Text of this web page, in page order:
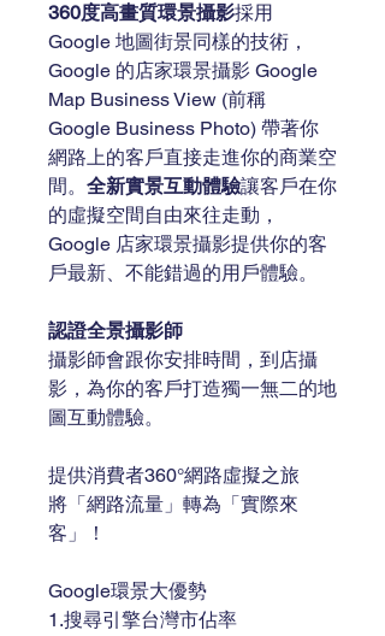
360度高畫質環景攝影採用
Google 地圖街景同樣的技術，
Google 的店家環景攝影 Google
Map Business View (前稱
Google Business Photo) 帶著你
網路上的客戶直接走進你的商業空
間。 全新實景互動體驗讓客戶在你
的虛擬空間自由來往走動，
Google 店家環景攝影提供你的客
戶最新、不能錯過的用戶體驗。
認證全景攝影師
攝影師會跟你安排時間，到店攝
影，為你的客戶打造獨一無二的地
圖互動體驗。
提供消費者360°網路虛擬之旅
將「網路流量」轉為「實際來
客」！
Google環景大優勢
1.搜尋引擎台灣市佔率